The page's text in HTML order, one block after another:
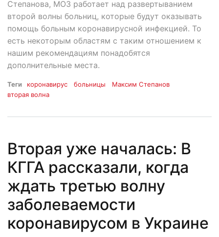
Степанова, МОЗ работает над развертыванием
второй волны больниц, которые будут оказывать
помощь больным коронавирусной инфекцией. То
есть некоторым областям с таким отношением к
нашим рекомендациям понадобятся
дополнительные места.
Теги коронавирус больницы
Максим Степанов
вторая волна
Вторая уже началась: В
КГГА рассказали, когда
ждать третью волну
заболеваемости
коронавирусом в Украине